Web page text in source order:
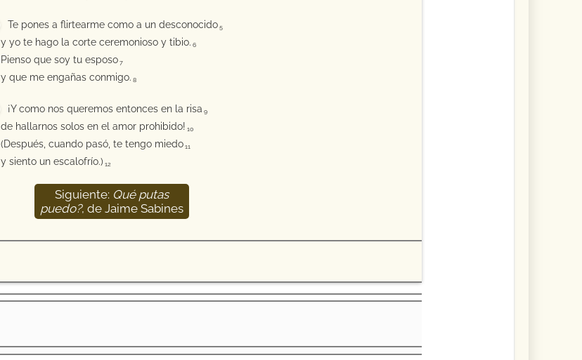
Te pones a flirtearme como a un desconocido 5
y yo te hago la corte ceremonioso y tibio. 6
Pienso que soy tu esposo 7
y que me engañas conmigo. 8
¡Y como nos queremos entonces en la risa 9
de hallarnos solos en el amor prohibido! 10
(Después, cuando pasó, te tengo miedo 11
y siento un escalofrío.) 12
Siguiente: Qué putas
puedo?, de Jaime Sabines